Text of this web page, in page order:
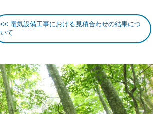
電気設備工事における見積合わせの結果につ
いて